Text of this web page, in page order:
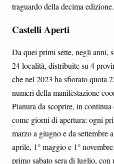
traguardo della decima edizione.
Castelli Aperti
Da quei primi sette, negli anni,
24 località, distribuite su 4
che nel 2023 ha sfiorato quota
numeri della manifestazione
Pianura da scoprire, in
come giorni di apertura: ogni
marzo a giugno e da settembre
aprile, 1° maggio e 1°
primo sabato sera di luglio, con